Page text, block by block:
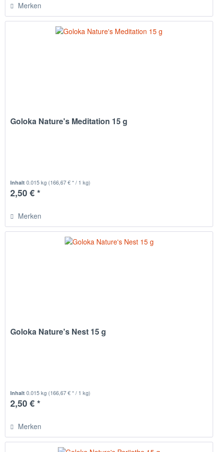
Merken
Goloka Nature's Meditation 15 g
Inhalt0.015 kg (166,67 € * / 1 kg)
2,50 € *
Merken
Goloka Nature's Nest 15 g
Inhalt0.015 kg (166,67 € * / 1 kg)
2,50 € *
Merken